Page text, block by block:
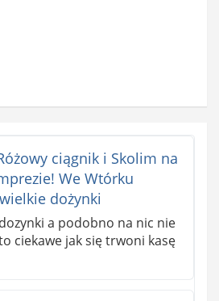
ciągnik i Skolim na
We Wtórku
dożynki
a podobno na nic nie
ciekawe jak się trwoni kasę